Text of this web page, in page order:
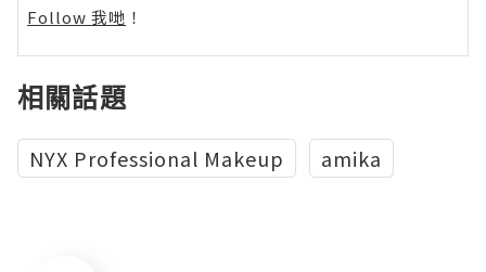
Follow 我哋 ！
相關話題
NYX Professional Makeup amika